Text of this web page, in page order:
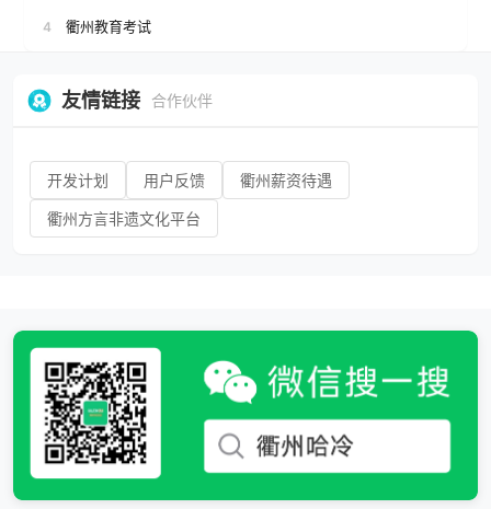
4 衢州教育考试
友情链接 合作伙伴
开发计划 用户反馈 衢州薪资待遇
衢州方言非遗文化平台